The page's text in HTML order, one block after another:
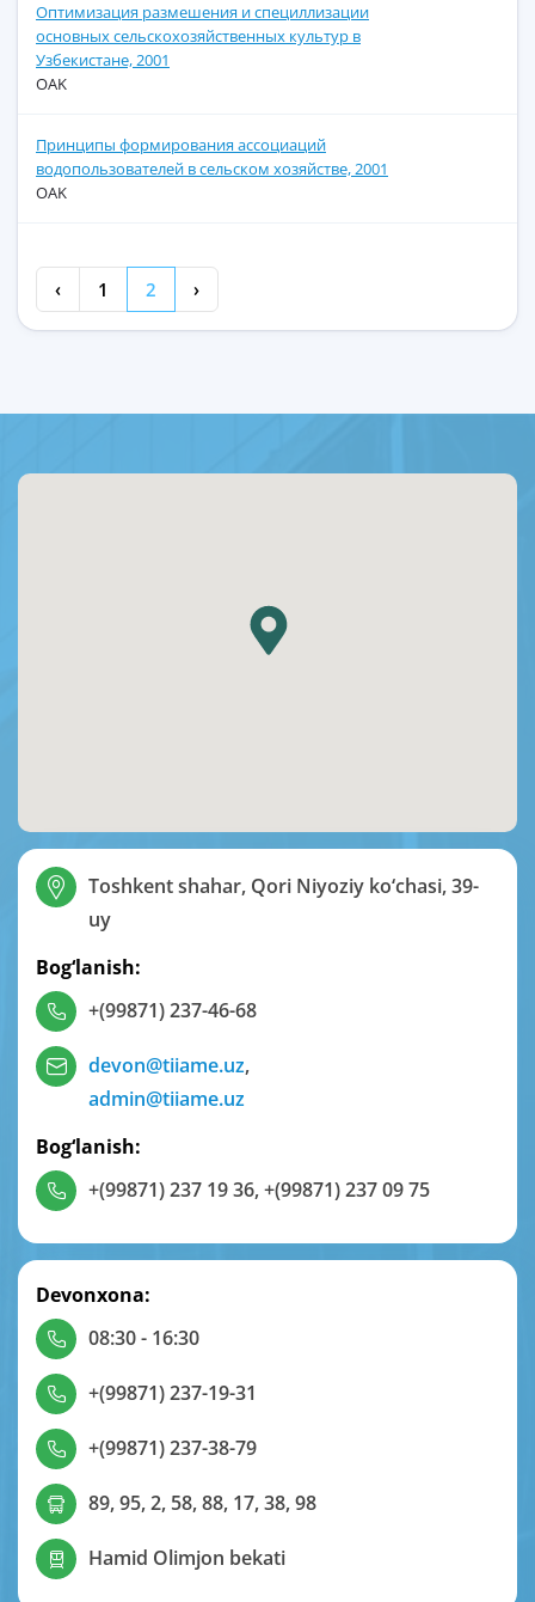
Оптимизация размешения и специллизации
основных сельскохозяйственных культур в
Узбекистане, 2001
OAK
Принципы формирования ассоциаций
водопользователей в сельском хозяйстве, 2001
OAK
‹ 1 2 ›
Toshkent shahar, Qori Niyoziy ko‘chasi, 39-
uy
Bog‘lanish:
+(99871) 237-46-68
devon@tiiame.uz,
admin@tiiame.uz
Bog‘lanish:
+(99871) 237 19 36,+(99871) 237 09 75
Devonxona:
08:30 - 16:30
+(99871) 237-19-31
+(99871) 237-38-79
89, 95, 2, 58, 88, 17, 38, 98
Hamid Olimjon bekati